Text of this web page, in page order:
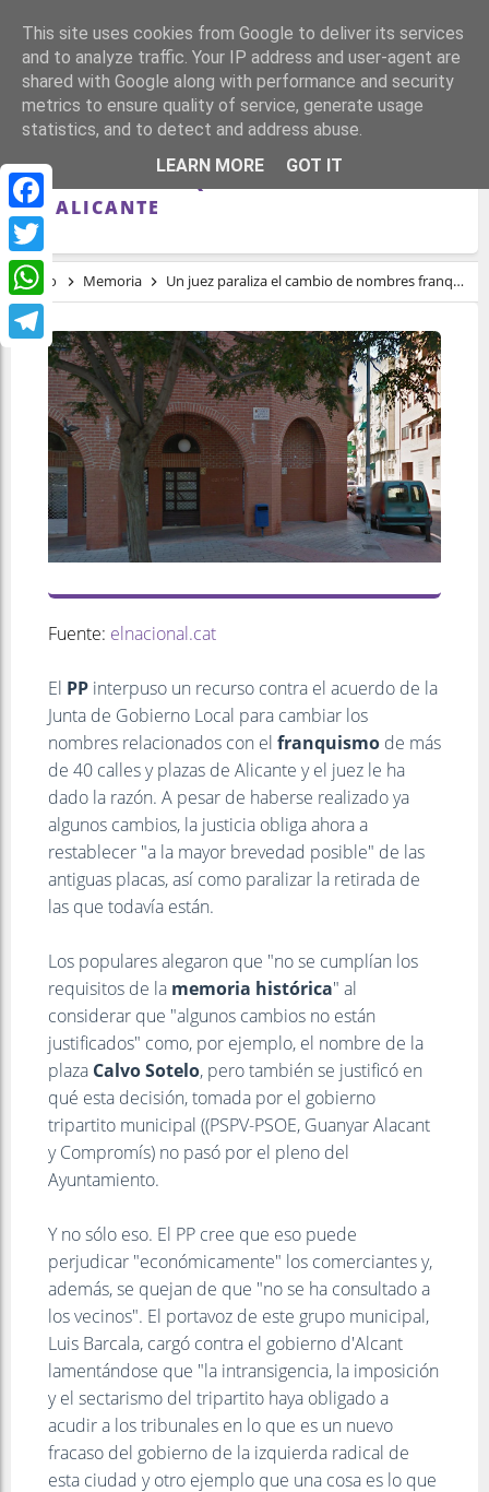
Facebook
Twitter
WhatsApp
Telegram
UN JUEZ PARALIZA EL CAMBIO DE
NOMBRES FRANQUISTAS EN LAS CALLES
DE ALICANTE
Inicio Memoria Un juez paraliza el cambio de nombres franquistas en las calles de Alicante
Fuente: elnacional.cat
El PP interpuso un recurso contra el acuerdo de la
Junta de Gobierno Local para cambiar los
nombres relacionados con el franquismo de más
de 40 calles y plazas de Alicante y el juez le ha
dado la razón. A pesar de haberse realizado ya
algunos cambios, la justicia obliga ahora a
restablecer "a la mayor brevedad posible" de las
antiguas placas, así como paralizar la retirada de
las que todavía están.
Los populares alegaron que "no se cumplían los
requisitos de la memoria histórica" al
considerar que "algunos cambios no están
justificados" como, por ejemplo, el nombre de la
plaza Calvo Sotelo, pero también se justificó en
qué esta decisión, tomada por el gobierno
tripartito municipal ((PSPV-PSOE, Guanyar Alacant
y Compromís) no pasó por el pleno del
Ayuntamiento.
Y no sólo eso. El PP cree que eso puede
perjudicar "económicamente" los comerciantes y,
además, se quejan de que "no se ha consultado a
los vecinos". El portavoz de este grupo municipal,
Luis Barcala, cargó contra el gobierno d'Alcant
lamentándose que "la intransigencia, la imposición
y el sectarismo del tripartito haya obligado a
acudir a los tribunales en lo que es un nuevo
fracaso del gobierno de la izquierda radical de
esta ciudad y otro ejemplo que una cosa es lo que
This site uses cookies from Google to deliver its services
and to analyze traffic. Your IP address and user-agent are
shared with Google along with performance and security
metrics to ensure quality of service, generate usage
statistics, and to detect and address abuse.
LEARN MORE
GOT IT